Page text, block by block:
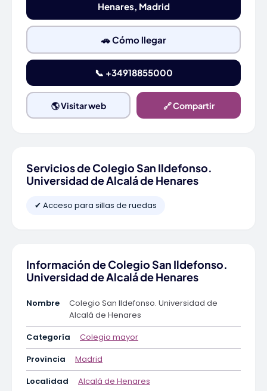
Henares, Madrid
🚗 Cómo llegar
📞 +34918855000
🌎 Visitar web 🔗 Compartir
Servicios de Colegio San Ildefonso.
Universidad de Alcalá de Henares
✔ Acceso para sillas de ruedas
Información de Colegio San Ildefonso.
Universidad de Alcalá de Henares
Nombre
Colegio San Ildefonso. Universidad de
Alcalá de Henares
Categoría
Colegio mayor
Provincia
Madrid
Localidad
Alcalá de Henares